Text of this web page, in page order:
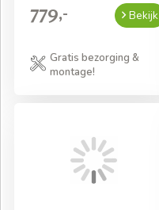
779,- Bekijk
Gratis bezorging &
montage!